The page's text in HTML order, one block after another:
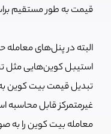
قیمت به طور مستقیم
البته در پنل‌های معامله
استیبل کوین‌هایی مثل
تبدیل قیمت بیت کوین
غیرمتمرکز قابل محاسبه
معامله بیت کوین را به